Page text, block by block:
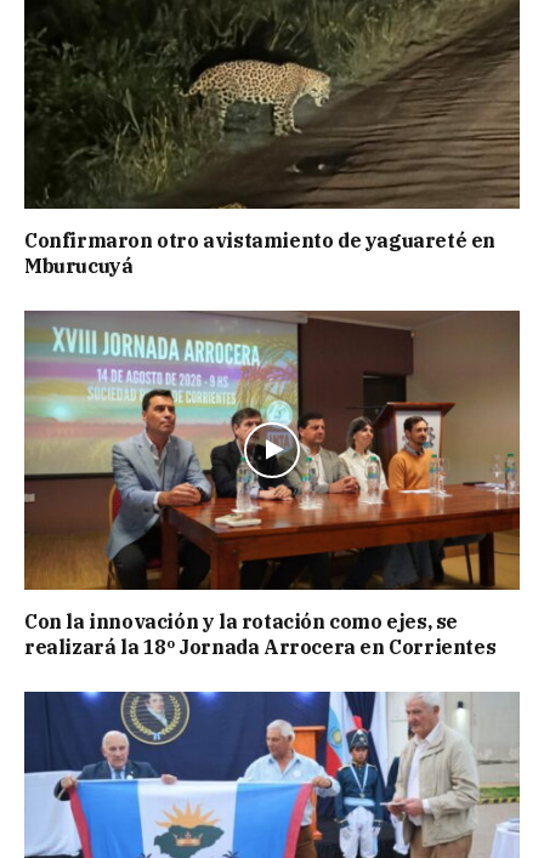
Confirmaron otro avistamiento de yaguareté en
Mburucuyá
Con la innovación y la rotación como ejes, se
realizará la 18º Jornada Arrocera en Corrientes